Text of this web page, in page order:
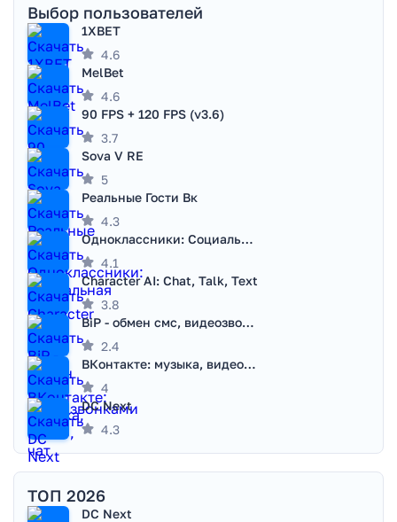
Выбор пользователей
1XBET
4.6
MelBet
4.6
90 FPS + 120 FPS (v3.6)
3.7
Sova V RE
5
Реальные Гости Вк
4.3
Одноклассники: Социальная сеть
4.1
Character AI: Chat, Talk, Text
3.8
BiP - обмен смс, видеозвонками
2.4
ВКонтакте: музыка, видео, чат
4
DC Next
4.3
ТОП 2026
DC Next